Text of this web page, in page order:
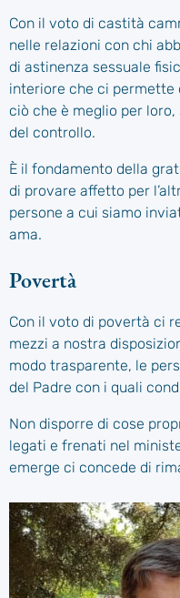
Con il voto di castità
nelle relazioni con chi
di astinenza sessuale
interiore che ci permette
ciò che è meglio per
del controllo.
È il fondamento della
di provare affetto per
persone a cui siamo
ama.
Povertà
Con il voto di povertà ci
mezzi a nostra
modo trasparente, le
del Padre con i quali
Non disporre di cose
legati e frenati nel
emerge ci concede di